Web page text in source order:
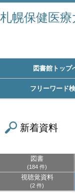
札幌保健医
図書館トップ
フリーワード
新着資料
図書
184 件
視聴覚資料
2 件